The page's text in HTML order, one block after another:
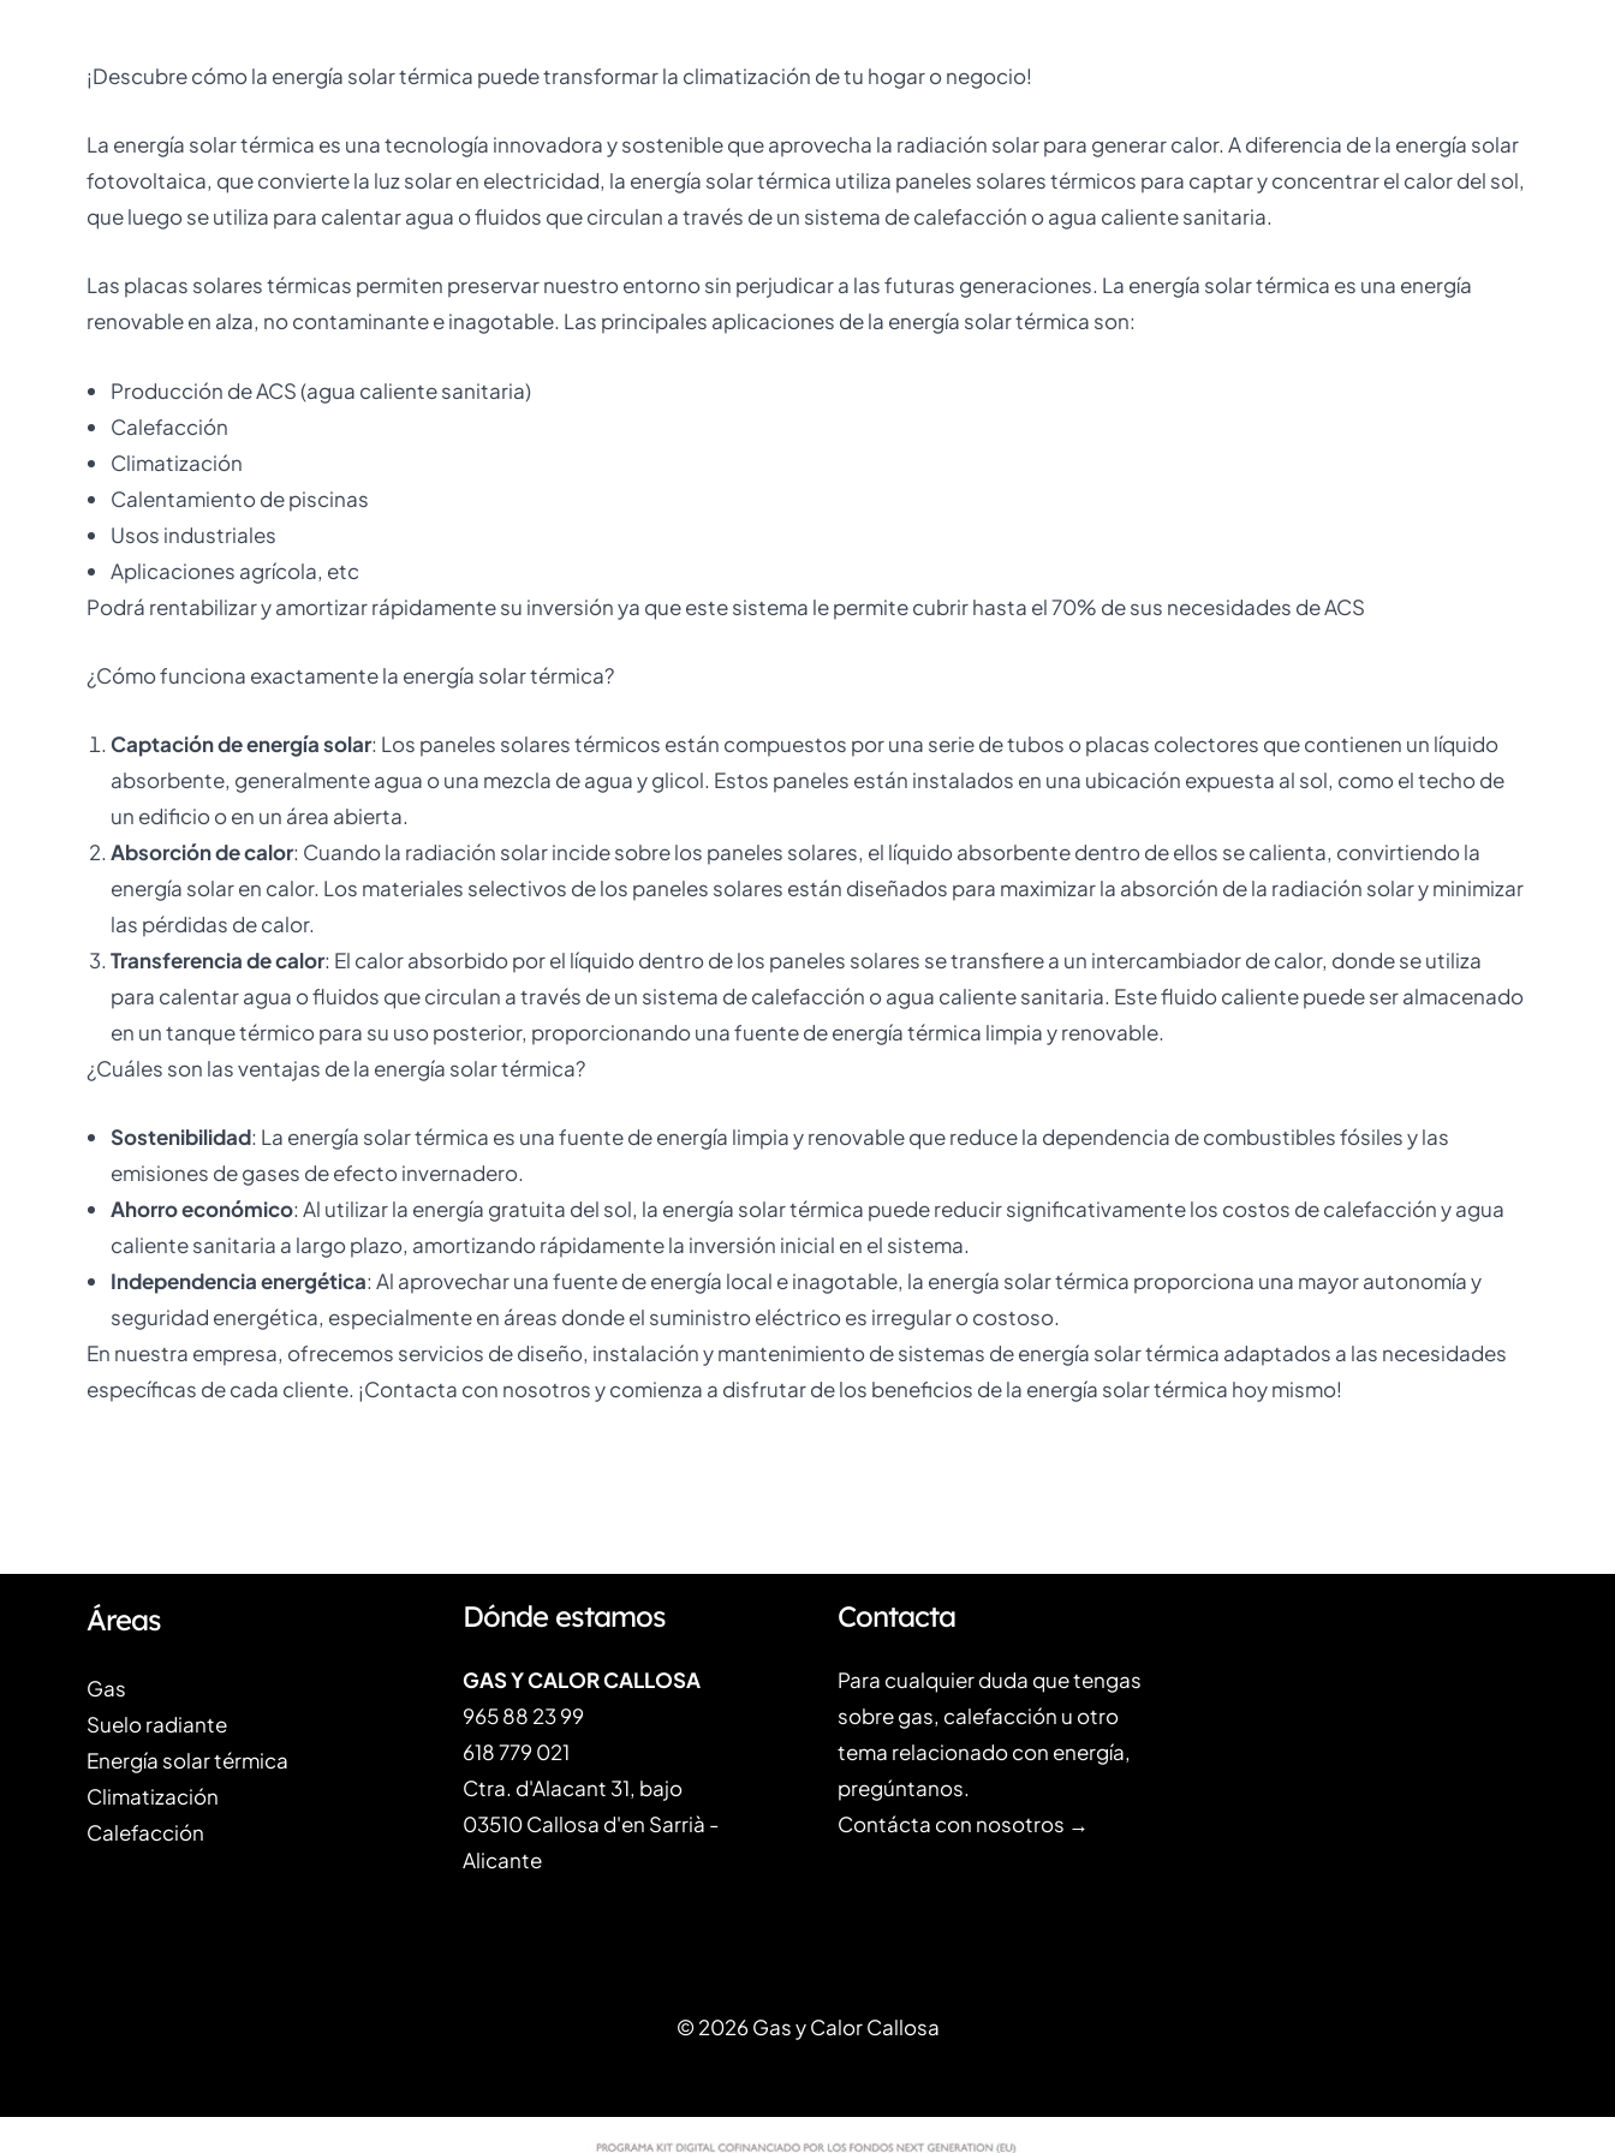
¡Descubre cómo la energía solar térmica puede transformar la climatización de tu hogar o negocio!
La energía solar térmica es una tecnología innovadora y sostenible que aprovecha la radiación solar para generar calor. A diferencia de la energía solar
fotovoltaica, que convierte la luz solar en electricidad, la energía solar térmica utiliza paneles solares térmicos para captar y concentrar el calor del sol,
que luego se utiliza para calentar agua o fluidos que circulan a través de un sistema de calefacción o agua caliente sanitaria.
Las placas solares térmicas permiten preservar nuestro entorno sin perjudicar a las futuras generaciones. La energía solar térmica es una energía
renovable en alza, no contaminante e inagotable. Las principales aplicaciones de la energía solar térmica son:
Producción de ACS (agua caliente sanitaria)
Calefacción
Climatización
Calentamiento de piscinas
Usos industriales
Aplicaciones agrícola, etc
Podrá rentabilizar y amortizar rápidamente su inversión ya que este sistema le permite cubrir hasta el 70% de sus necesidades de ACS
¿Cómo funciona exactamente la energía solar térmica?
Captación de energía solar: Los paneles solares térmicos están compuestos por una serie de tubos o placas colectores que contienen un líquido
absorbente, generalmente agua o una mezcla de agua y glicol. Estos paneles están instalados en una ubicación expuesta al sol, como el techo de
un edificio o en un área abierta.
Absorción de calor: Cuando la radiación solar incide sobre los paneles solares, el líquido absorbente dentro de ellos se calienta, convirtiendo la
energía solar en calor. Los materiales selectivos de los paneles solares están diseñados para maximizar la absorción de la radiación solar y minimizar
las pérdidas de calor.
Transferencia de calor: El calor absorbido por el líquido dentro de los paneles solares se transfiere a un intercambiador de calor, donde se utiliza
para calentar agua o fluidos que circulan a través de un sistema de calefacción o agua caliente sanitaria. Este fluido caliente puede ser almacenado
en un tanque térmico para su uso posterior, proporcionando una fuente de energía térmica limpia y renovable.
¿Cuáles son las ventajas de la energía solar térmica?
Sostenibilidad: La energía solar térmica es una fuente de energía limpia y renovable que reduce la dependencia de combustibles fósiles y las
emisiones de gases de efecto invernadero.
Ahorro económico: Al utilizar la energía gratuita del sol, la energía solar térmica puede reducir significativamente los costos de calefacción y agua
caliente sanitaria a largo plazo, amortizando rápidamente la inversión inicial en el sistema.
Independencia energética: Al aprovechar una fuente de energía local e inagotable, la energía solar térmica proporciona una mayor autonomía y
seguridad energética, especialmente en áreas donde el suministro eléctrico es irregular o costoso.
En nuestra empresa, ofrecemos servicios de diseño, instalación y mantenimiento de sistemas de energía solar térmica adaptados a las necesidades
específicas de cada cliente. ¡Contacta con nosotros y comienza a disfrutar de los beneficios de la energía solar térmica hoy mismo!
Áreas
Gas
Suelo radiante
Energía solar térmica
Climatización
Calefacción
Dónde estamos
GAS Y CALOR CALLOSA
965 88 23 99
618 779 021
Ctra. d'Alacant 31, bajo
03510 Callosa d'en Sarrià -
Alicante
Contacta
Para cualquier duda que tengas
sobre gas, calefacción u otro
tema relacionado con energía,
pregúntanos.
Contácta con nosotros →
© 2026 Gas y Calor Callosa